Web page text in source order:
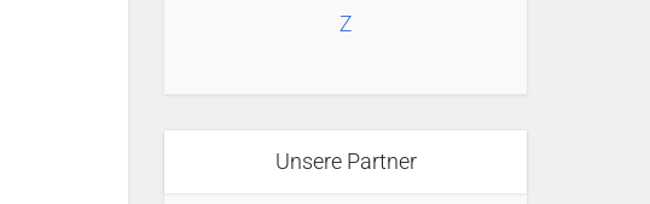
Z
Unsere Partner